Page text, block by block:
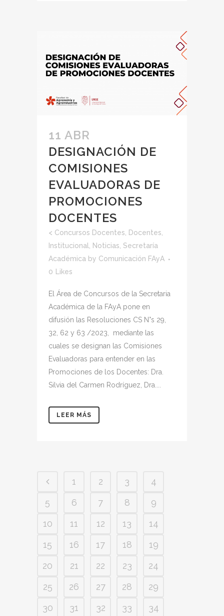
11 ABR
DESIGNACIÓN DE
COMISIONES
EVALUADORAS DE
PROMOCIONES
DOCENTES
< Concursos Docentes, Docentes,
Institucional, Noticias, Secretaría
Académica by Comunicación FAyA
0 Likes
El Área de Concursos de la Secretaria
Académica de la FAyA pone en
difusión las Resoluciones CS N°s 29,
32, 62 y 63 /2023, mediante las
cuales se designan las Comisiones
Evaluadoras para entender en las
Promociones de los Docentes: Dra.
Silvia del Carmen Rodríguez, Dra....
LEER MÁS
1 2 3
4
5
6 7 8
9
10
11 12 13
14
15
16 17 18
19
20
21 22 23
24
25
26 27 28
29
30
31 32 33
34